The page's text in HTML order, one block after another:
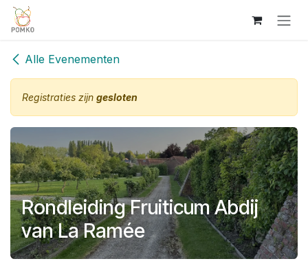
Overslaan naar inhoud
Alle Evenementen
Registraties zijn gesloten
Rondleiding Fruiticum Abdij
van La Ramée